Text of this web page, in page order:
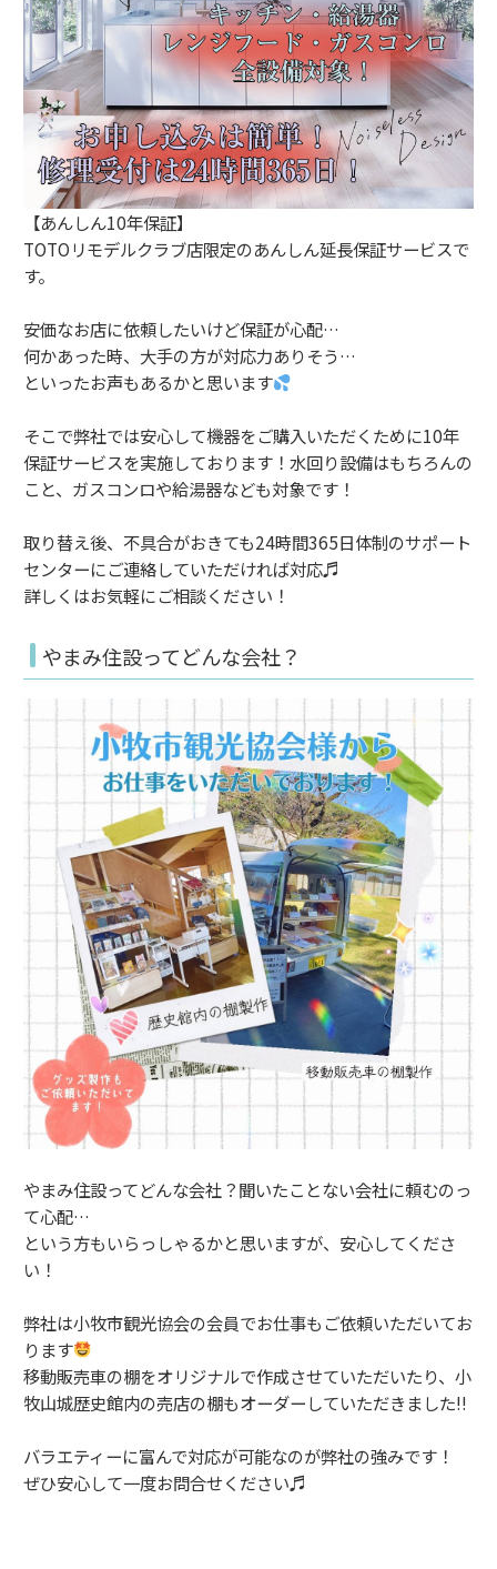
【あんしん10年保証】
TOTOリモデルクラブ店限定のあんしん延長保証サービスで
す。
安価なお店に依頼したいけど保証が心配…
何かあった時、大手の方が対応力ありそう…
といったお声もあるかと思います
そこで弊社では安心して機器をご購入いただくために10年
保証サービスを実施しております！水回り設備はもちろんの
こと、ガスコンロや給湯器なども対象です！
取り替え後、不具合がおきても24時間365日体制のサポート
センターにご連絡していただければ対応♬
詳しくはお気軽にご相談ください！
やまみ住設ってどんな会社？
やまみ住設ってどんな会社？聞いたことない会社に頼むのっ
て心配…
という方もいらっしゃるかと思いますが、安心してくださ
い！
弊社は小牧市観光協会の会員でお仕事もご依頼いただいてお
ります
移動販売車の棚をオリジナルで作成させていただいたり、小
牧山城歴史館内の売店の棚もオーダーしていただきました!!
バラエティーに富んで対応が可能なのが弊社の強みです！
ぜひ安心して一度お問合せください♬